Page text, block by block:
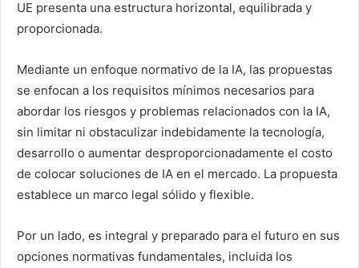
UE presenta una estructura horizontal, equilibrada y
proporcionada.
Mediante un enfoque normativo de la IA, las propuestas
se enfocan a los requisitos mínimos necesarios para
abordar los riesgos y problemas relacionados con la IA,
sin limitar ni obstaculizar indebidamente la tecnología,
desarrollo o aumentar desproporcionadamente el costo
de colocar soluciones de IA en el mercado. La propuesta
establece un marco legal sólido y flexible.
Por un lado, es integral y preparado para el futuro en sus
opciones normativas fundamentales, incluida los